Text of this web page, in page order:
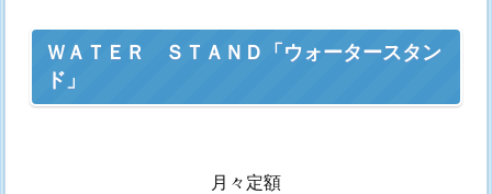
ＷＡＴＥＲ ＳＴＡＮＤ「ウォータースタン
ド」
月々定額